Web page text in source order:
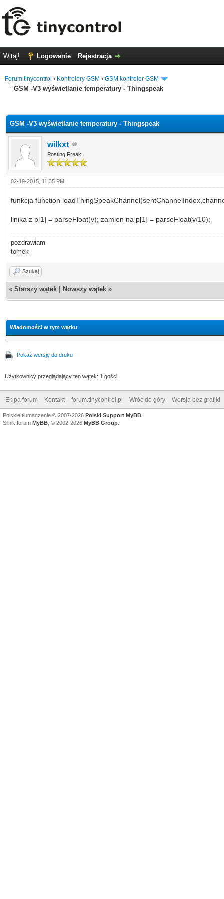
Witaj! Logowanie Rejestracja
Forum tinycontrol › Kontrolery GSM › GSM kontroler GSM
GSM -V3 wyświetlanie temperatury - Thingspeak
GSM -V3 wyświetlanie temperatury - Thingspeak
wilkxt
Posting Freak
02-19-2015, 11:35 PM
funkcja function
linika z p[1] = parseFloat(v); zamien na p[1] = parseFloat(v/10);
pozdrawiam
tomek
Szukaj
« Starszy wątek Nowszy wątek »
Wiadomości w tym wątku
Pokaż wersję do druku
Użytkownicy przeglądający ten wątek: 1 gości
Ekipa forum Kontakt forum.tinycontrol.pl Wróć do góry Wersja bez grafiki
Polskie tłumaczenie © 2007-2026 Polski Support MyBB
Silnik forum MyBB , © 2002-2026 MyBB Group